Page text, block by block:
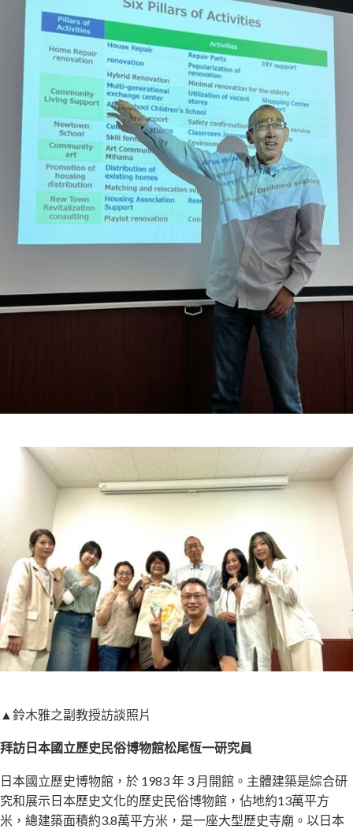
▲鈴木雅之副教授訪談照片
拜訪日本國立歷史民俗博物館松尾恆一研究員
日本國立歷史博物館，於 1983 年 3 月開館。主體建築是綜合研
究和展示日本歷史文化的歷史民俗博物館，佔地約13萬平方
米，總建築面積約3.8萬平方米，是一座大型歷史寺廟。以日本